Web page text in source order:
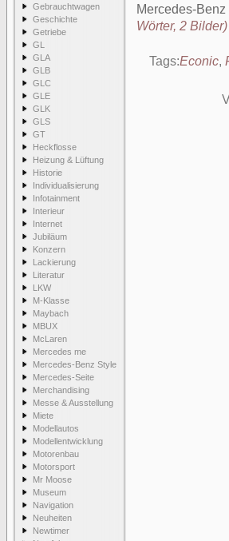
Gebrauchtwagen
Geschichte
Getriebe
GL
GLA
GLB
GLC
GLE
GLK
GLS
GT
Heckflosse
Heizung & Lüftung
Historie
Individualisierung
Infotainment
Interieur
Internet
Jubiläum
Konzern
Lackierung
Literatur
LKW
M-Klasse
Maybach
MBUX
McLaren
Mercedes me
Mercedes-Benz Style
Mercedes-Seite
Merchandising
Messe & Ausstellung
Miete
Modellautos
Modellentwicklung
Motorenbau
Motorsport
Mr Moose
Museum
Navigation
Neuheiten
Newtimer
Mercedes-
Wörter, 2 Bilder)
Tags:Econic,